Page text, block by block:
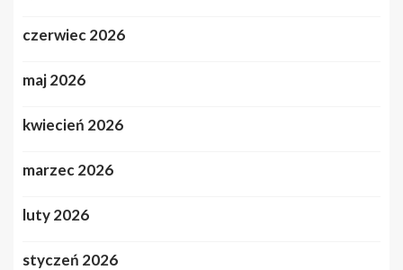
czerwiec 2026
maj 2026
kwiecień 2026
marzec 2026
luty 2026
styczeń 2026